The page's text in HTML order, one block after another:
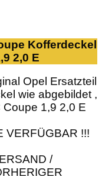
Kofferdeckel
2,0 E
Opel Ersatzteil
wie abgebildet ,
1,9 2,0 E
VERFÜGBAR !!!
/